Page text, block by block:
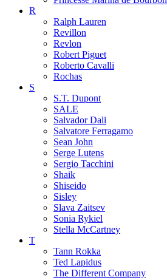
R
Ralph Lauren
Revillon
Revlon
Robert Piguet
Roberto Cavalli
Rochas
S
S.T. Dupont
SALE
Salvador Dali
Salvatore Ferragamo
Sean John
Serge Lutens
Sergio Tacchini
Shaik
Shiseido
Sisley
Slava Zaitsev
Sonia Rykiel
Stella McCartney
T
Tann Rokka
Ted Lapidus
The Different Company